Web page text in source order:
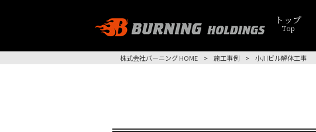
トップ
Top
株式会社バーニング HOME > 施工事例 > 小川ビル解体工事